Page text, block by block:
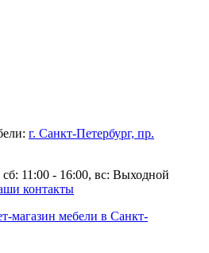
г. Санкт-Петербург, пр.
11:00 - 16:00, вс: Выходной
контакты